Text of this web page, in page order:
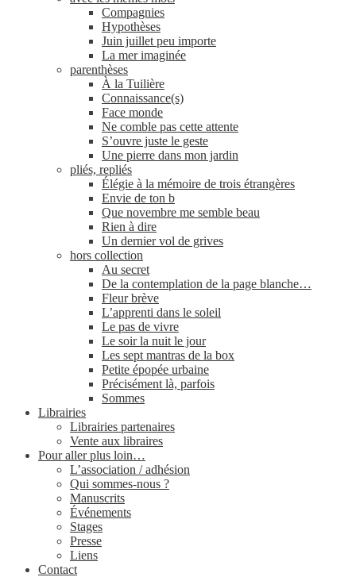
Compagnies
Hypothèses
Juin juillet peu importe
La mer imaginée
parenthèses
À la Tuilière
Connaissance(s)
Face monde
Ne comble pas cette attente
S’ouvre juste le geste
Une pierre dans mon jardin
pliés, repliés
Élégie à la mémoire de trois étrangères
Envie de ton b
Que novembre me semble beau
Rien à dire
Un dernier vol de grives
hors collection
Au secret
De la contemplation de la page blanche…
Fleur brève
L’apprenti dans le soleil
Le pas de vivre
Le soir la nuit le jour
Les sept mantras de la box
Petite épopée urbaine
Précisément là, parfois
Sommes
Librairies
Librairies partenaires
Vente aux libraires
Pour aller plus loin…
L’association / adhésion
Qui sommes-​nous ?
Manuscrits
Événements
Stages
Presse
Liens
Contact